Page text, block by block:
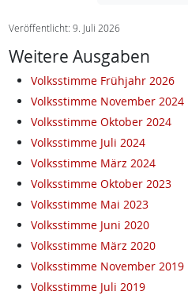
Veröffentlicht: 9. Juli 2026
Weitere Ausgaben
Volksstimme Frühjahr 2026
Volksstimme November 2024
Volksstimme Oktober 2024
Volksstimme Juli 2024
Volksstimme März 2024
Volksstimme Oktober 2023
Volksstimme Mai 2023
Volksstimme Juni 2020
Volksstimme März 2020
Volksstimme November 2019
Volksstimme Juli 2019